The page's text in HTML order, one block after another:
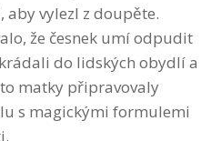
aby vylezl z doupěte.
že česnek umí odpudit
do lidských obydlí a
matky připravovaly
s magickými formulemi